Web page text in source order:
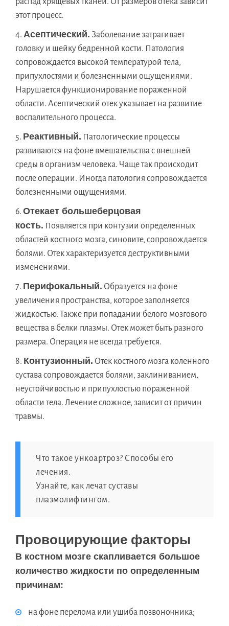
этот процесс.
Асептический. Заболевание затрагивает
головку и шейку бедренной кости. Патология
сопровождается высокой температурой тела,
припухлостями и болезненными ощущениями.
Нарушается функционирование пораженной
области. Асептический отек указывает на развитие
воспалительного процесса.
Реактивный. Патологические процессы
развиваются на фоне вмешательства с внешней
среды в организм человека. Чаще так происходит
после операции. Иногда патология сопровождается
болезненными ощущениями.
Отекает большеберцовая
кость. Появляется при контузии определенных
областей костного мозга, синовите, сопровождается
болями. Отек характеризуется деструктивными
изменениями.
Перифокальный. Образуется на фоне
увеличения пространства, которое заполняется
жидкостью. Также при попадании белого мозгового
вещества в белки плазмы. Отек может быть разного
размера. Операция не всегда требуется.
Контузионный. Отек костного мозга коленного
сустава сопровождается болями, заклиниванием,
неустойчивостью и припухлостью пораженной
области тела. Лечение сложное, зависит от причин
травмы.
Что такое ункоартроз? Способы его
лечения.
Узнайте, как лечат суставы
плазмолифтингом.
Провоцирующие факторы
В костном мозге скапливается большое
количество жидкости по определенным
причинам:
на фоне перелома или ушиба позвоночника;